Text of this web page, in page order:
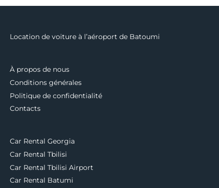
Location de voiture à l’aéroport de Batoumi
À propos de nous
Conditions générales
Politique de confidentialité
Contacts
Car Rental Georgia
Car Rental Tbilisi
Car Rental Tbilisi Airport
Car Rental Batumi